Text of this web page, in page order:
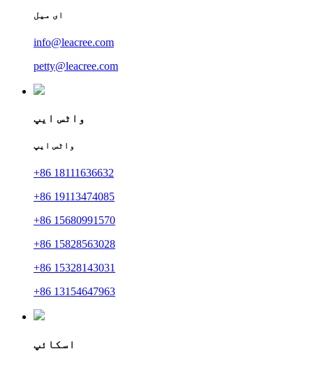
ای میل
info@leacree.com
petty@leacree.com
واٹس ایپ
واٹس ایپ
+86 18111636632
+86 19113474085
+86 15680991570
+86 15828563028
+86 15328143031
+86 13154647963
اسکائپ